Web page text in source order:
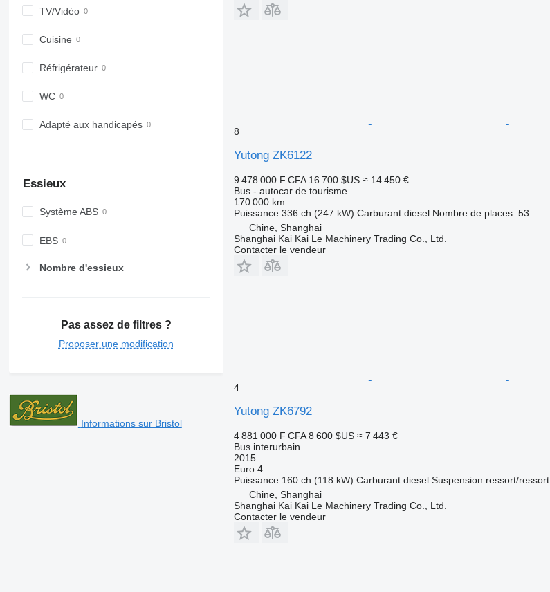
TV/Vidéo
Cuisine
Réfrigérateur
WC
Adapté aux handicapés
Essieux
Système ABS
EBS
Nombre d'essieux
Pas assez de filtres ?
Proposer une modification
Informations sur Bristol
8
Yutong ZK6122
9 478 000 F CFA 16 700 $US ≈ 14 450 €
Bus - autocar de tourisme
170 000 km
Puissance 336 ch (247 kW) Carburant diesel Nombre de places 53
Chine, Shanghai
Shanghai Kai Kai Le Machinery Trading Co., Ltd.
Contacter le vendeur
4
Yutong ZK6792
4 881 000 F CFA 8 600 $US ≈ 7 443 €
Bus interurbain
2015
Euro 4
Puissance 160 ch (118 kW) Carburant diesel Suspension ressort/ressort
Chine, Shanghai
Shanghai Kai Kai Le Machinery Trading Co., Ltd.
Contacter le vendeur